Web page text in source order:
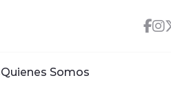
Quienes Somos